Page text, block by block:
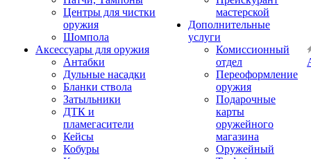
Центры для чистки
оружия
Шомпола
Аксессуары для оружия
Антабки
Дульные насадки
Бланки ствола
Затыльники
ДТК и
пламегасители
Кейсы
Кобуры
мастерской
Дополнительные
услуги
Комиссионный
отдел
Переоформление
оружия
Подарочные
карты
оружейного
магазина
Оружейный